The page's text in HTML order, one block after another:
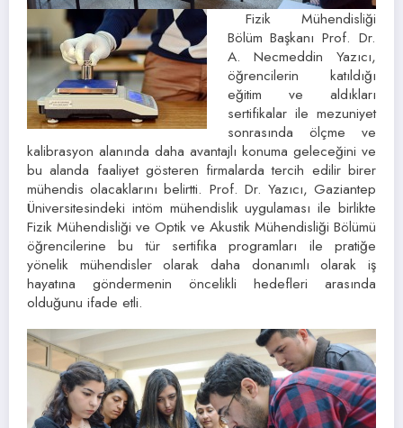
Fizik Mühendisliği
Bölüm Başkanı Prof. Dr.
A. Necmeddin Yazıcı,
öğrencilerin katıldığı
eğitim ve aldıkları
sertifikalar ile mezuniyet
sonrasında ölçme ve
kalibrasyon alanında daha avantajlı konuma geleceğini ve
bu alanda faaliyet gösteren firmalarda tercih edilir birer
mühendis olacaklarını belirtti. Prof. Dr. Yazıcı, Gaziantep
Üniversitesindeki intöm mühendislik uygulaması ile birlikte
Fizik Mühendisliği ve Optik ve Akustik Mühendisliği Bölümü
öğrencilerine bu tür sertifika programları ile pratiğe
yönelik mühendisler olarak daha donanımlı olarak iş
hayatına göndermenin öncelikli hedefleri arasında
olduğunu ifade etli.